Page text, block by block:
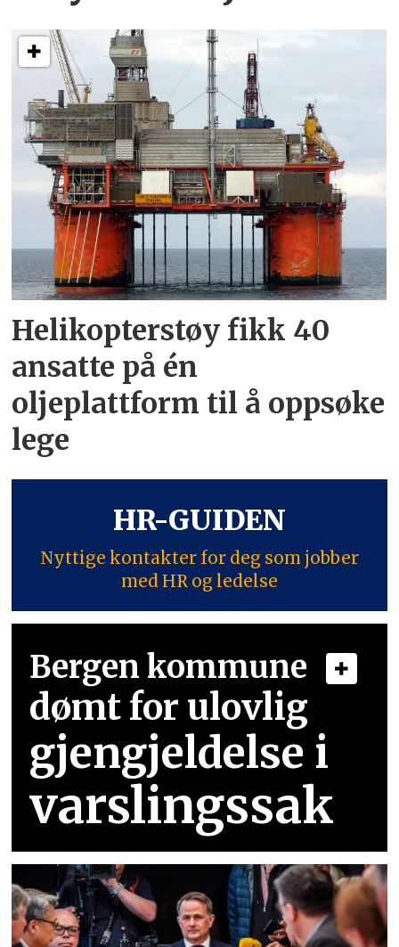
Helikopterstøy fikk 40
ansatte på én
oljeplattform til å oppsøke
lege
HR-GUIDEN
Nyttige kontakter for deg som jobber
med HR og ledelse
Bergen kommune
dømt for ulovlig
gjengjeldelse i
varslingssak